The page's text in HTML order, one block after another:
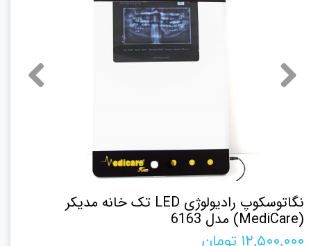
نگاتوسکوپ رادیولوژی LED تک خانه مدیکر
(MediCare) مدل 6163